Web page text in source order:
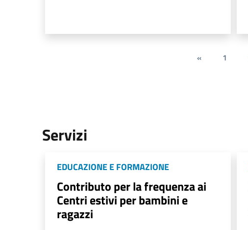
« 1
Servizi
EDUCAZIONE E FORMAZIONE
Contributo per la frequenza ai
Centri estivi per bambini e
ragazzi